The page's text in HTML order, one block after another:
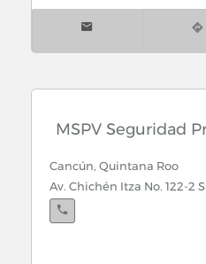
MSPV Seguridad
Cancún, Quintana Roo
Av. Chichén Itza No. 122-2